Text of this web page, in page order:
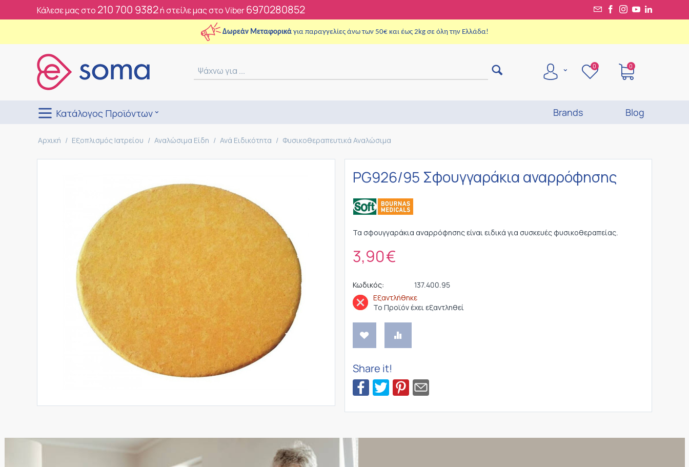
Κάλεσε μας στο 210 700 9382ή στείλε μας στο Viber6970280852
Δωρεάν Μεταφορικάγια παραγγελίες άνω των 50€ και έως 2kg σε όλη την Ελλάδα!
0 0
Κατάλογος Προϊόντων Brands Blog
Αρχική / Εξοπλισμός Ιατρείου / Αναλώσιμα Είδη / Ανά Ειδικότητα / Φυσικοθεραπευτικά Αναλώσιμα
PG926/95 Σφουγγαράκια αναρρόφησης
Τα σφουγγαράκια αναρρόφησης είναι ειδικά για συσκευές φυσικοθεραπείας.
3,90€
Κωδικός:
137.400.95
Εξαντλήθηκε
Το Προϊόν έχει εξαντληθεί
Share it!